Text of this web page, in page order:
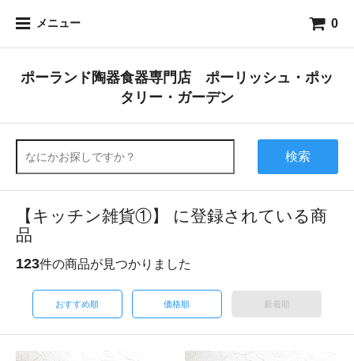
メニュー 0
ポーランド陶器食器専門店 ポーリッシュ・ポッ
タリー・ガーデン
検索
【キッチン雑貨①】 に登録されている商
品
123件の商品が見つかりました
おすすめ順 価格順 新着順